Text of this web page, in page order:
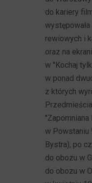
do kariery
rewiowych i
oraz na
w "Kochaj
w ponad
z których
"Zapomniana
w Powstaniu
Bystra), po
do obozu w
do obozu w